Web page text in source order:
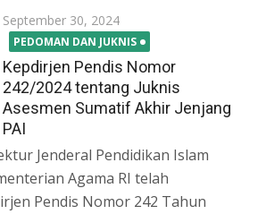
Posted
on
September 30, 2024
PEDOMAN DAN JUKNIS
Kepdirjen Pendis Nomor
242/2024 tentang Juknis
Asesmen Sumatif Akhir Jenjang
PAI
Jenderal Pendidikan Islam
Agama RI telah
Pendis Nomor 242 Tahun